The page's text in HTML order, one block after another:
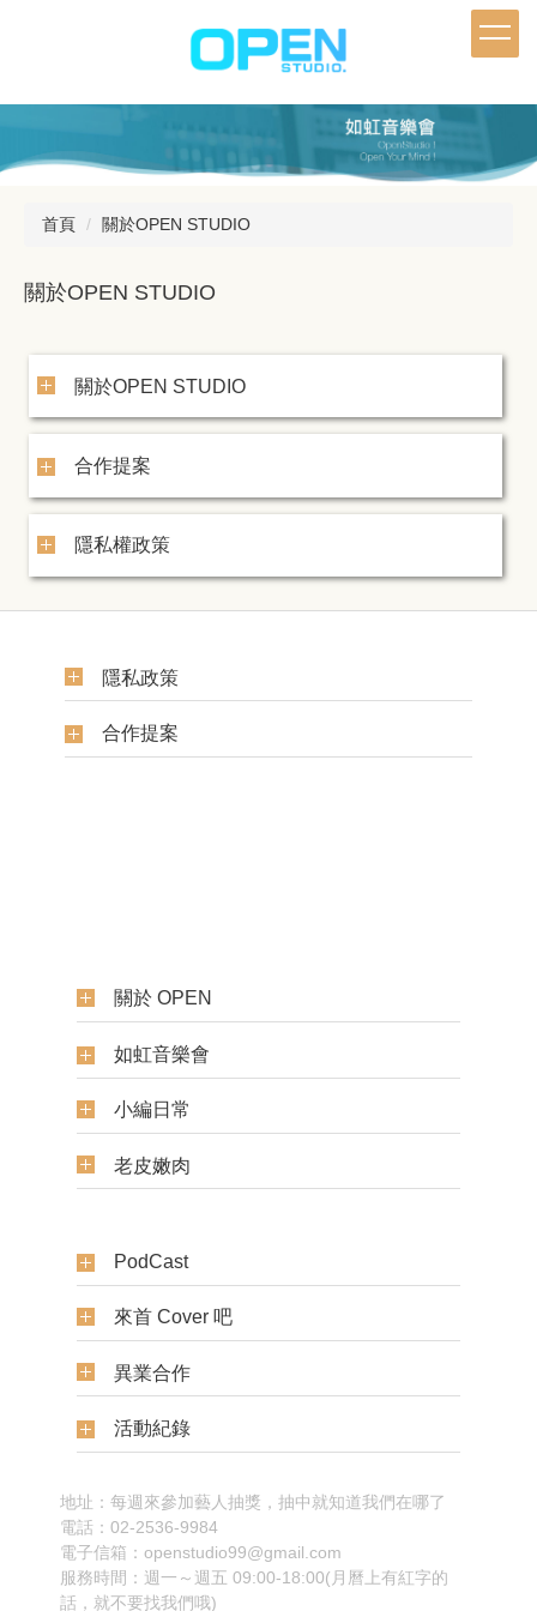
區
首頁 關於OPEN STUDIO
關於OPEN STUDIO
關於OPEN STUDIO
合作提案
隱私權政策
隱私政策
合作提案
關於 OPEN
如虹音樂會
小編日常
老皮嫩肉
PodCast
來首 Cover 吧
異業合作
活動紀錄
地址：每週來參加藝人抽獎，抽中就知道我們在哪了
電話：02-2536-9984
電子信箱：openstudio99@gmail.com
服務時間：週一～週五 09:00-18:00(月曆上有紅字的
話，就不要找我們哦)